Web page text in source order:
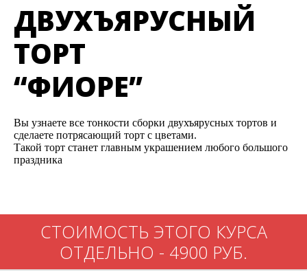
ДВУХЪЯРУСНЫЙ
ТОРТ
“ФИОРЕ”
Вы узнаете все тонкости сборки двухъярусных тортов и
сделаете потрясающий торт с цветами.
Такой торт станет главным украшением любого большого
праздника
СТОИМОСТЬ ЭТОГО КУРСА
ОТДЕЛЬНО - 4900 РУБ.